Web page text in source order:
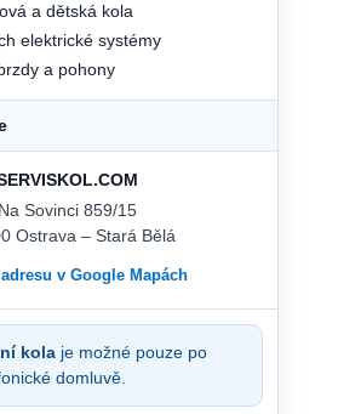
a dětská kola
elektrické systémy
a pohony
Na Sovinci 859/15
Ostrava – Stará Bělá
v Google Mapách
kola je možné pouze po
domluvě.